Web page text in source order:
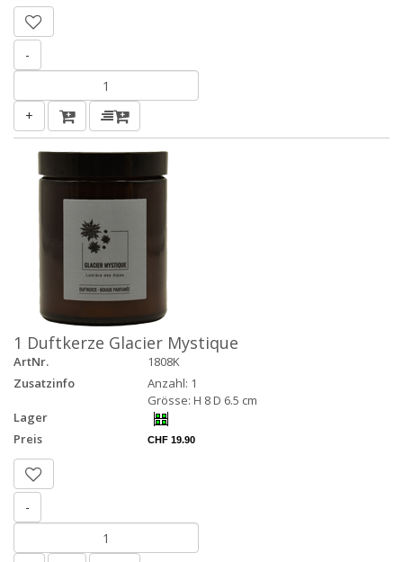
-
+
1 Duftkerze Glacier Mystique
ArtNr.
1808K
Zusatzinfo
Anzahl: 1
Grösse: H 8 D 6.5 cm
Lager
Preis
CHF 19.90
-